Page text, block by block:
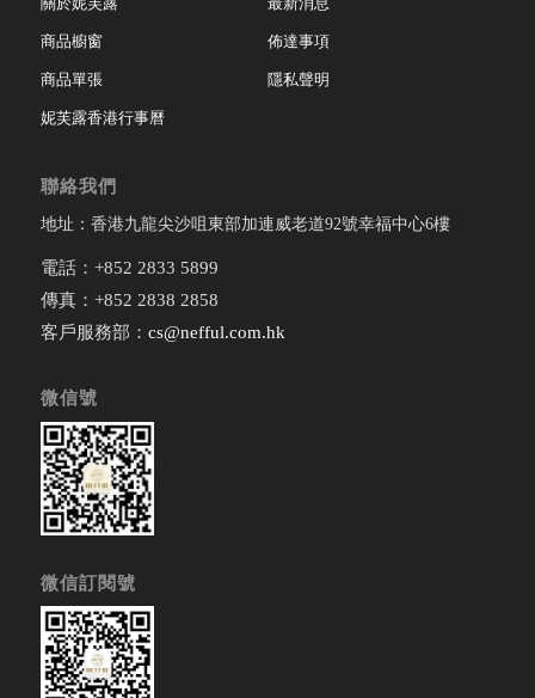
商品櫥窗
商品單張
妮芙露香港行事曆
佈達事項
隱私聲明
聯絡我們
地址：香港九龍尖沙咀東部加連威老道92號幸福中心6樓
電話：+852 2833 5899
傳真：+852 2838 2858
客戶服務部： cs@nefful.com.hk
微信號
微信訂閱號